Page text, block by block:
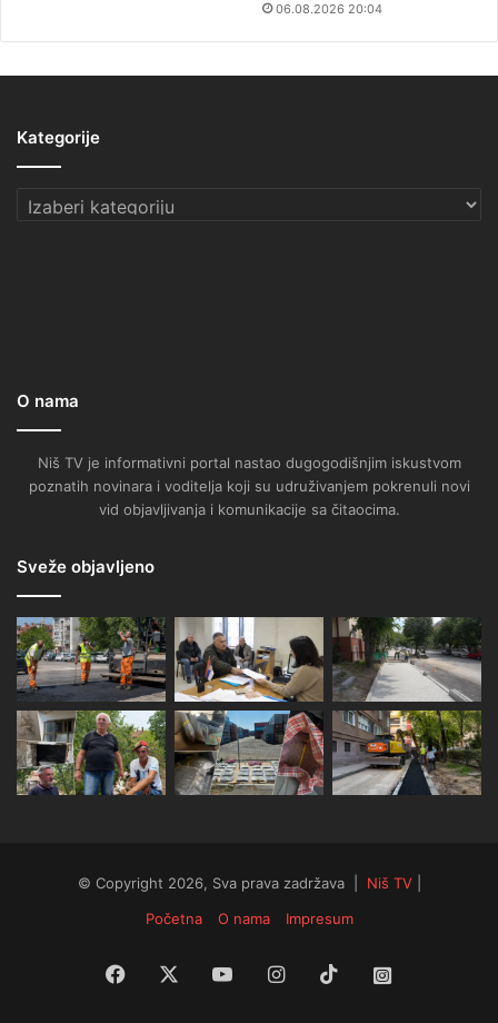
06.08.2026 20:04
Kategorije
Kategorije
O nama
Niš TV je informativni portal nastao dugogodišnjim iskustvom
poznatih novinara i voditelja koji su udruživanjem pokrenuli novi
vid objavljivanja i komunikacije sa čitaocima.
Sveže objavljeno
© Copyright 2026, Sva prava zadržava | Niš TV|
Početna
O nama Impresum
Facebook YouTubeInstagram
TikTok